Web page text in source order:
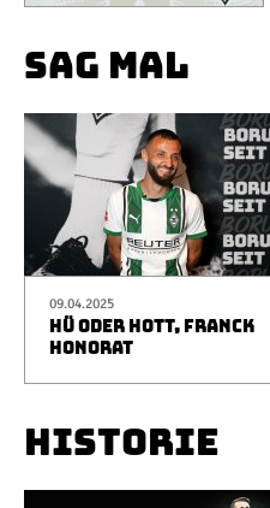
SAG MAL
09.04.2025
HÜ ODER HOTT, FRANCK
HONORAT
HISTORIE